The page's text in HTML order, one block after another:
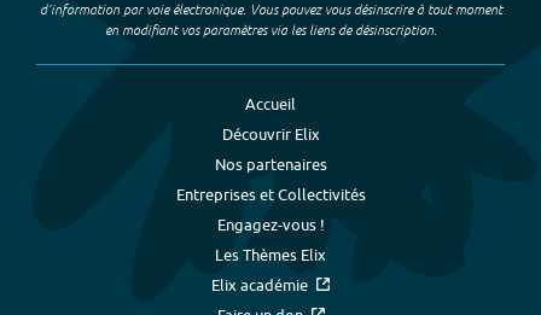
d’information par voie électronique. Vous pouvez vous désinscrire à tout moment
en modifiant vos paramètres via les liens de désinscription.
Accueil
Découvrir Elix
Nos partenaires
Entreprises et Collectivités
Engagez-vous !
Les Thèmes Elix
Elix académie